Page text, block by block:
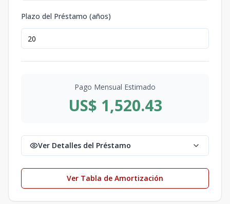
Plazo del Préstamo (años)
Pago Mensual Estimado
US$ 1,520.43
Ver Detalles del Préstamo
Ver Tabla de Amortización